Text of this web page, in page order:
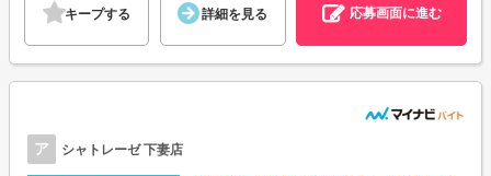
キープする 詳細を見る 応募画面に進む
ア シャトレーゼ 下妻店